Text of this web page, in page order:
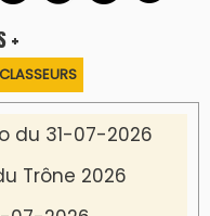
+
CLASSEURS
du 31-07-2026
Trône 2026